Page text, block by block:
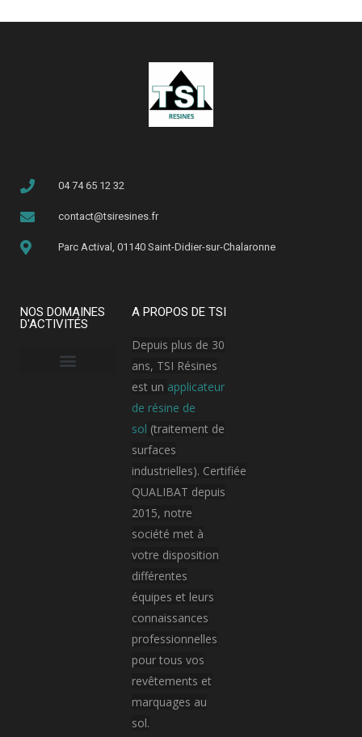
04 74 65 12 32
contact@tsiresines.fr
Parc Actival, 01140 Saint-Didier-sur-Chalaronne
NOS DOMAINES
D'ACTIVITÉS
A PROPOS DE TSI
Depuis plus de 30
ans, TSI Résines
est un applicateur
de résine de
sol (traitement de
surfaces
industrielles). Certifiée
QUALIBAT depuis
2015, notre
société met à
votre disposition
différentes
équipes et leurs
connaissances
professionnelles
pour tous vos
revêtements et
marquages au
sol.